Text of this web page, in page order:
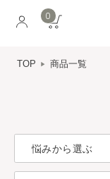
0
TOP 商品一覧
悩みから選ぶ